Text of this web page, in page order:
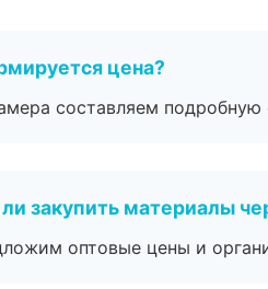
цена?
составляем
закупить материалы
оптовые цены и